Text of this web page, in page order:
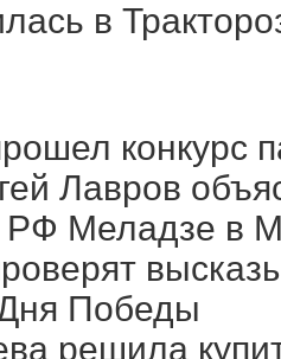
в
конкурс
Лавров
РФ Меладзе в
Победы
решила